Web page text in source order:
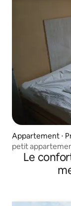
Appartement ⋅
petit
Le